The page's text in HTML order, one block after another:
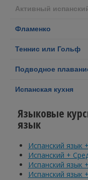
Активный
Фламенко
Теннис или Гольф
Подводное
Испанская кухня
Языковые
язык
Испанский язык
Испанский +
Испанский язык
Испанский язык